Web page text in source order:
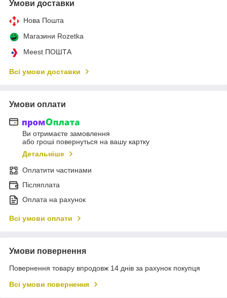
Умови доставки
Нова Пошта
Магазини Rozetka
Meest ПОШТА
Всі умови доставки
Умови оплати
Ви отримаєте замовлення
або гроші повернуться на вашу картку
Детальніше
Оплатити частинами
Післяплата
Оплата на рахунок
Всі умови оплати
Умови повернення
Повернення товару впродовж 14 днів за рахунок покупця
Всі умови повернення